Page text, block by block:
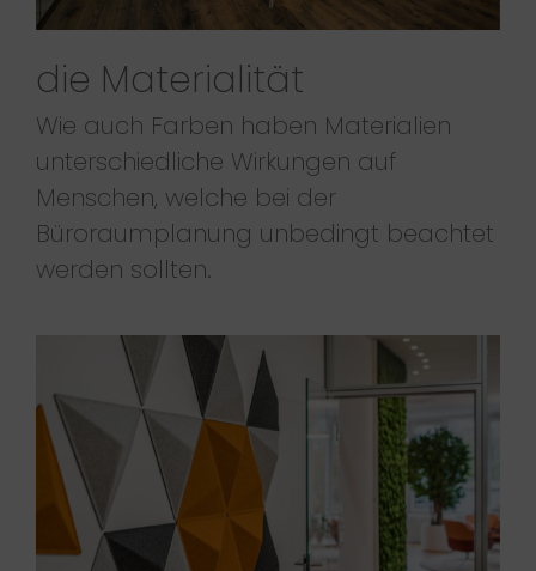
die Materialität
Wie auch Farben haben Materialien
unterschiedliche Wirkungen auf
Menschen, welche bei der
Büroraumplanung unbedingt beachtet
werden sollten.